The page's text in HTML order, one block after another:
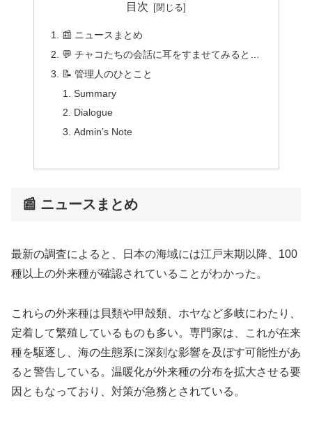
目次
📰 ニュースまとめ
💬 チャコたちの会話に耳をすませてみると…
📝 管理人のひとこと
Summary
Dialogue
Admin’s Note
📰 ニュースまとめ
最新の調査によると、日本の海域には江戸末期以降、100
種以上の外来種が確認されていることがわかった。
これらの外来種は貝類や甲殻類、ホヤなど多岐にわたり、
定着して繁殖しているものも多い。専門家は、これが在来
種を駆逐し、海の生態系に深刻な影響を及ぼす可能性があ
ると警告している。温暖化が外来種の分布を拡大させる要
因ともなっており、対策が急務とされている。